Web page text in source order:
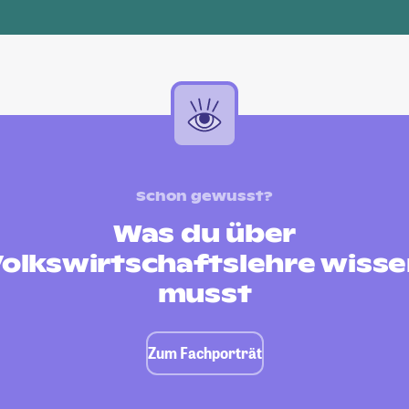
Schon gewusst?
Was du über
musst
Zum Fachporträt